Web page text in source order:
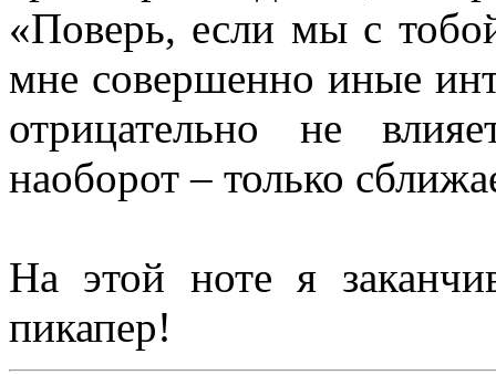
«Поверь, если мы с
мне совершенно иные
отрицательно не
наоборот – только
На этой ноте я
пикапер!